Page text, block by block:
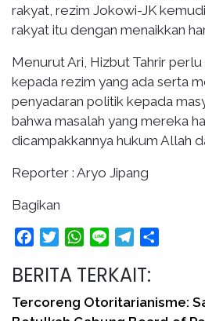
rakyat, rezim Jokowi-JK
rakyat itu dengan menaikkan
Menurut Ari, Hizbut Tahrir
kepada rezim yang ada serta
penyadaran politik kepada
bahwa masalah yang mereka
dicampakkannya hukum Allah
Reporter : Aryo Jipang
Bagikan
FacebookTwitterWhatsApp
Line Telegram
BERITA TERKAIT:
Tercoreng Otoritarianisme: